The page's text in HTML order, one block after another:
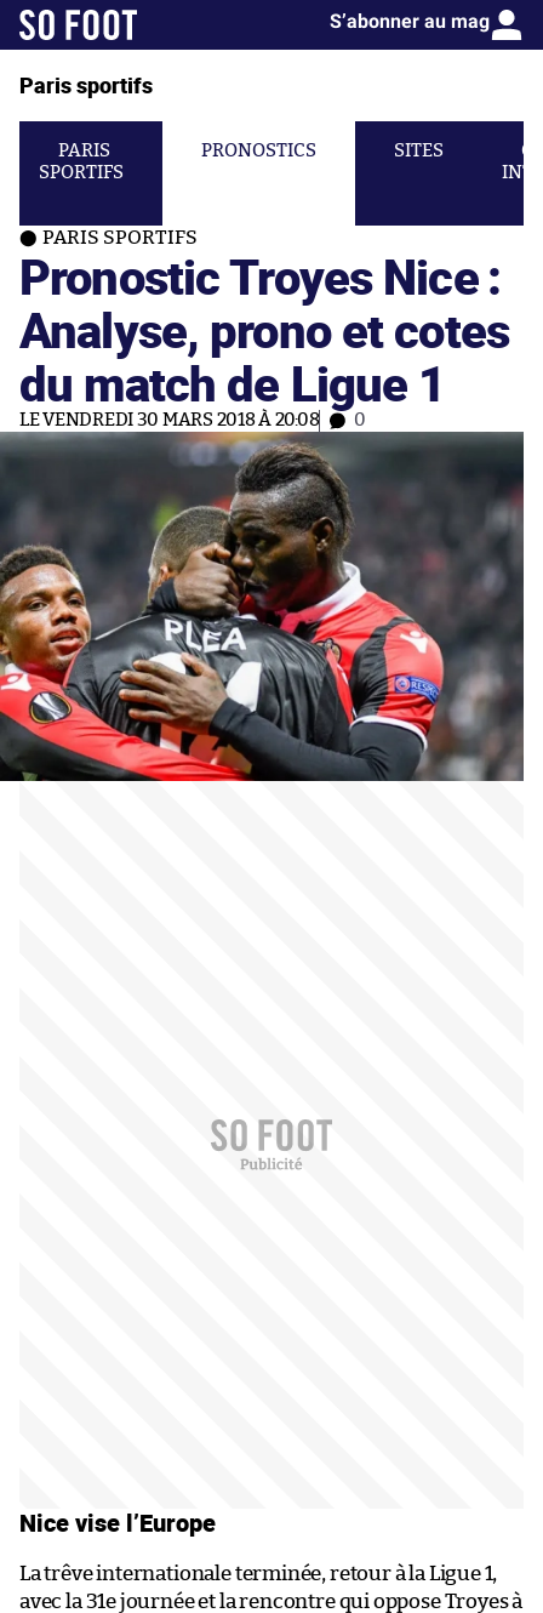
S’abonner au mag
Paris sportifs
PARIS
SPORTIFS
PRONOSTICS SITES
PARIS SPORTIFS
Pronostic Troyes Nice :
Analyse, prono et cotes
du match de Ligue 1
LE VENDREDI 30 MARS 2018 À 20:08 0
Nice vise l’Europe
La trêve internationale terminée, retour à la Ligue 1,
avec la 31e journée et la rencontre qui oppose Troyes à